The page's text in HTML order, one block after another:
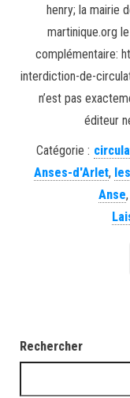
henry; la mairie
martinique.org
complémentaire:
interdiction-de-
n’est pas
éditeur
Catégorie :
Anses-d'Arlet,
Anse,
Rechercher